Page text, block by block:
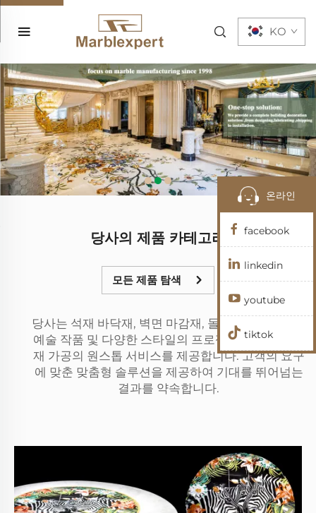
KO
당사의 제품 카테고리
모든 제품 탐색
당사는 석재 바닥재, 벽면 마감재, 돌 가구, 보석 램프,
예술 작품 및 다양한 스타일의 프로젝트까지 실내 석
재 가공의 원스톱 서비스를 제공합니다. 고객의 요구
에 맞춘 맞춤형 솔루션을 제공하여 기대를 뛰어넘는
결과를 약속합니다.
온라인
facebook
linkedin
youtube
tiktok